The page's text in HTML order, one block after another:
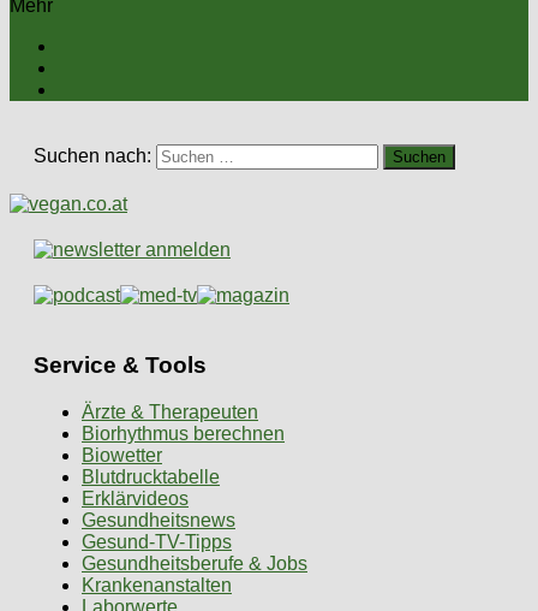
Mehr
Suchen nach:
Service & Tools
Ärzte & Therapeuten
Biorhythmus berechnen
Biowetter
Blutdrucktabelle
Erklärvideos
Gesundheitsnews
Gesund-TV-Tipps
Gesundheitsberufe & Jobs
Krankenanstalten
Laborwerte